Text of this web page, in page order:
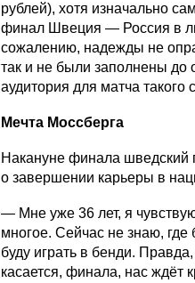
рублей), хотя изначально
финал Швеция — Россия в
сожалению, надежды не
так и не были заполнены до
аудитория для матча такого
Мечта Моссберга
Накануне финала шведский
о завершении карьеры в
— Мне уже 36 лет, я
многое. Сейчас не знаю, где
буду играть в бенди.
касается, финала, нас ждёт